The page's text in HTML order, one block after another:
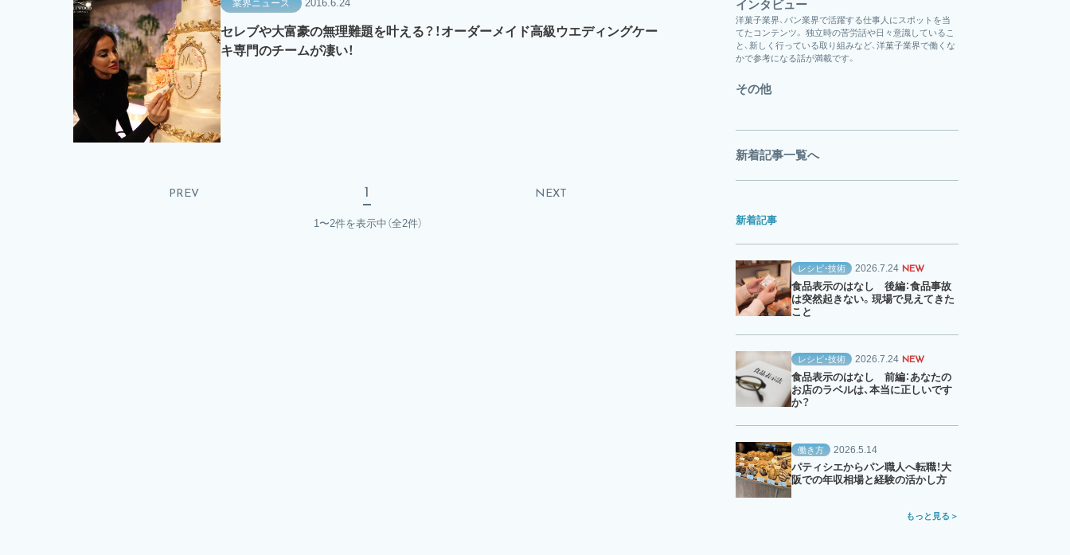
業界ニュース 2016.6.24
セレブや大富豪の無理難題を叶える？！オーダーメイド高級ウエディングケー
キ専門のチームが凄い！
PREV 1 NEXT
1〜2件を表示中 （全2件）
インタビュー
洋菓子業界、パン業界で活躍する仕事人にスポットを当
てたコンテンツ。 独立時の苦労話や日々意識しているこ
と、新しく行っている取り組みなど、洋菓子業界で働くな
かで参考になる話が満載です。
その他
新着記事一覧へ
新着記事
レシピ・技術 2026.7.24 NEW
食品表示のはなし 後編：食品事故
は突然起きない。現場で見えてきた
こと
レシピ・技術 2026.7.24 NEW
食品表示のはなし 前編：あなたの
お店のラベルは、本当に正しいです
か？
働き方 2026.5.14
パティシエからパン職人へ転職！大
阪での年収相場と経験の活かし方
もっと見る